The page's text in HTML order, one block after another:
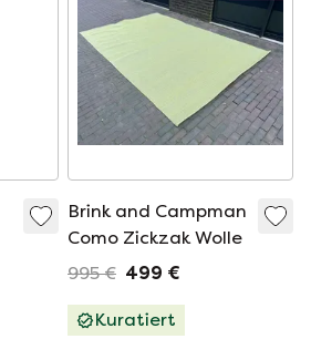
Brink and Campman
Como Zickzak Wolle
995 € 499 €
Kuratiert